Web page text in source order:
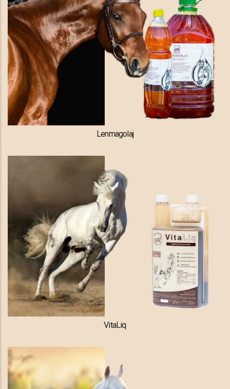
Lenmagolaj
VitaLiq